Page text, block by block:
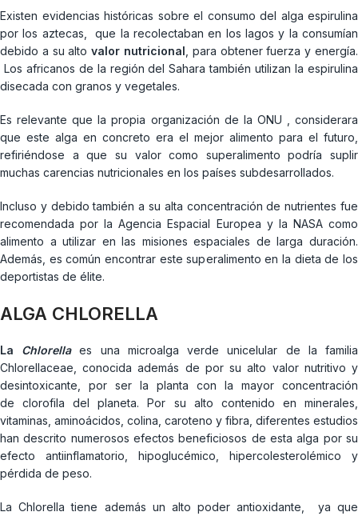
Existen evidencias históricas sobre el consumo del alga espirulina
por los aztecas, que la recolectaban en los lagos y la consumían
debido a su altovalor nutricional , para obtener fuerza y energía.
Los africanos de la región del Sahara también utilizan la espirulina
disecada con granos y vegetales.
Es relevante que la propia organización de la ONU , considerara
que este alga en concreto era el mejor alimento para el futuro,
refiriéndose a que su valor como superalimento podría suplir
muchas carencias nutricionales en los países subdesarrollados.
Incluso y debido también a su alta concentración de nutrientes fue
recomendada por la Agencia Espacial Europea y la NASA como
alimento a utilizar en las misiones espaciales de larga duración.
Además, es común encontrar este superalimento en la dieta de los
deportistas de élite.
ALGA CHLORELLA
La Chlorellaes una microalga verde unicelular de la familia
Chlorellaceae, conocida además de por su alto valor nutritivo y
desintoxicante, por ser la planta con la mayor concentración
de clorofila del planeta. Por su alto contenido en minerales,
vitaminas, aminoácidos, colina, caroteno y fibra, diferentes estudios
han descrito numerosos efectos beneficiosos de esta alga por su
efecto antiinflamatorio, hipoglucémico, hipercolesterolémico y
pérdida de peso.
La Chlorella tiene además un alto poder antioxidante, ya que